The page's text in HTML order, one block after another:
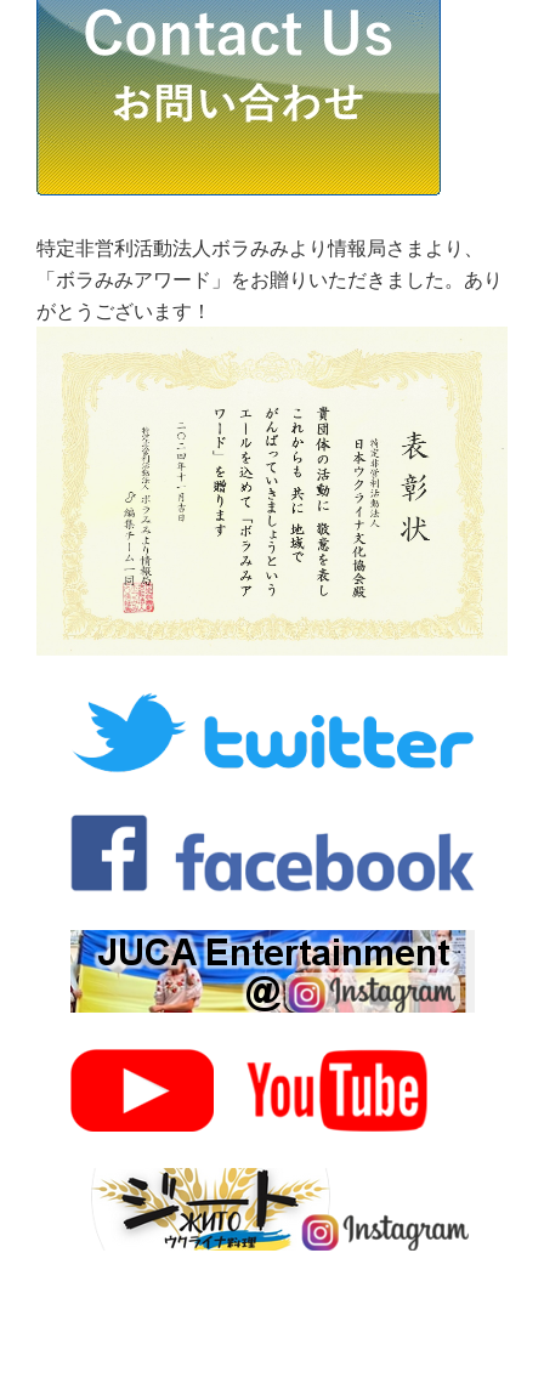
特定非営利活動法人ボラみみより情報局さまより、
「ボラみみアワード」をお贈りいただきました。あり
がとうございます！